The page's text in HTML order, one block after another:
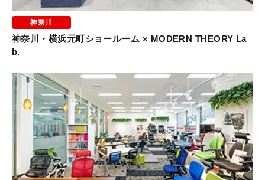
神奈川
神奈川・横浜元町ショールーム × MODERN THEORY La
b.